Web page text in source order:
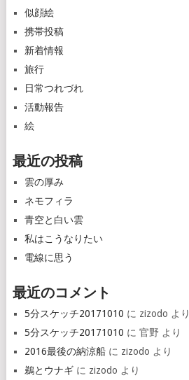
似顔絵
携帯投稿
新着情報
旅行
日常つれづれ
活動報告
絵
最近の投稿
雲の厚み
ネモフィラ
青空と白い雲
私はこうなりたい
電線に思う
最近のコメント
5分スケッチ20171010 に zizodo より
5分スケッチ20171010 に 官野 より
2016最後の納涼船に zizodo より
鵜とウナギに zizodo より